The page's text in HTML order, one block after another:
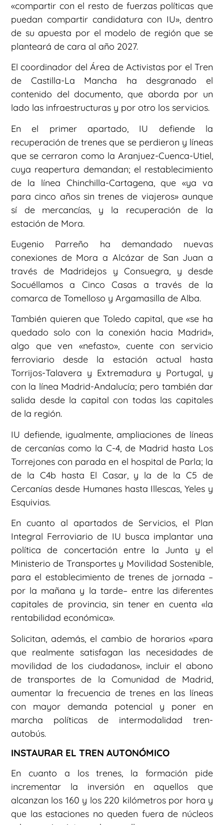
«compartir con el resto de fuerzas políticas que
puedan compartir candidatura con IU», dentro
de su apuesta por el modelo de región que se
planteará de cara al año 2027.
El coordinador del Área de Activistas por el Tren
de Castilla-La Mancha ha desgranado el
contenido del documento, que aborda por un
lado las infraestructuras y por otro los servicios.
En el primer apartado, IU defiende la
recuperación de trenes que se perdieron y líneas
que se cerraron como la Aranjuez-Cuenca-Utiel,
cuya reapertura demandan; el restablecimiento
de la línea Chinchilla-Cartagena, que «ya va
para cinco años sin trenes de viajeros» aunque
sí de mercancías, y la recuperación de la
estación de Mora.
Eugenio Parreño ha demandado nuevas
conexiones de Mora a Alcázar de San Juan a
través de Madridejos y Consuegra, y desde
Socuéllamos a Cinco Casas a través de la
comarca de Tomelloso y Argamasilla de Alba.
También quieren que Toledo capital, que «se ha
quedado solo con la conexión hacia Madrid»,
algo que ven «nefasto», cuente con servicio
ferroviario desde la estación actual hasta
Torrijos-Talavera y Extremadura y Portugal, y
con la línea Madrid-Andalucía; pero también dar
salida desde la capital con todas las capitales
de la región.
IU defiende, igualmente, ampliaciones de líneas
de cercanías como la C-4, de Madrid hasta Los
Torrejones con parada en el hospital de Parla; la
de la C4b hasta El Casar, y la de la C5 de
Cercanías desde Humanes hasta Illescas, Yeles y
Esquivias.
En cuanto al apartados de Servicios, el Plan
Integral Ferroviario de IU busca implantar una
política de concertación entre la Junta y el
Ministerio de Transportes y Movilidad Sostenible,
para el establecimiento de trenes de jornada –
por la mañana y la tarde– entre las diferentes
capitales de provincia, sin tener en cuenta «la
rentabilidad económica».
Solicitan, además, el cambio de horarios «para
que realmente satisfagan las necesidades de
movilidad de los ciudadanos», incluir el abono
de transportes de la Comunidad de Madrid,
aumentar la frecuencia de trenes en las líneas
con mayor demanda potencial y poner en
marcha políticas de intermodalidad tren-
autobús.
INSTAURAR EL TREN AUTONÓMICO
En cuanto a los trenes, la formación pide
incrementar la inversión en aquellos que
alcanzan los 160 y los 220 kilómetros por hora y
que las estaciones no queden fuera de núcleos